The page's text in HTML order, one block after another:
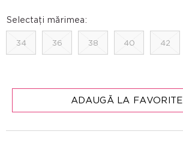
Selectați mărimea:
34 36 38 40 42
ADAUGĂ LA FAVORITE